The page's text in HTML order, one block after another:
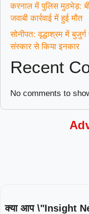
करनाल में पुलिस मुठभेड़:
जवाबी कार्रवाई में हुई मौत
सोनीपत: वृद्धाश्रम में
संस्कार से किया इनकार
Recent
No comments to
क्या आप \"Insight